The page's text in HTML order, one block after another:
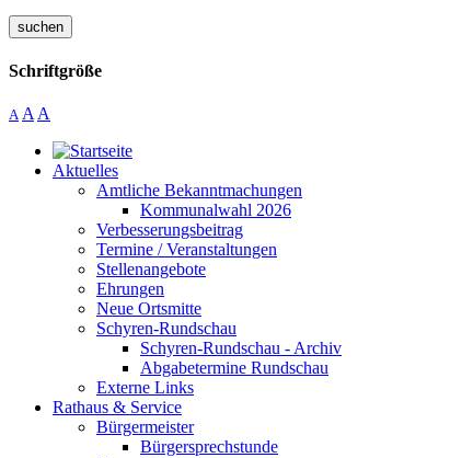
suchen
Schriftgröße
A A A
Aktuelles
Amtliche Bekanntmachungen
Kommunalwahl 2026
Verbesserungsbeitrag
Termine / Veranstaltungen
Stellenangebote
Ehrungen
Neue Ortsmitte
Schyren-Rundschau
Schyren-Rundschau - Archiv
Abgabetermine Rundschau
Externe Links
Rathaus & Service
Bürgermeister
Bürgersprechstunde